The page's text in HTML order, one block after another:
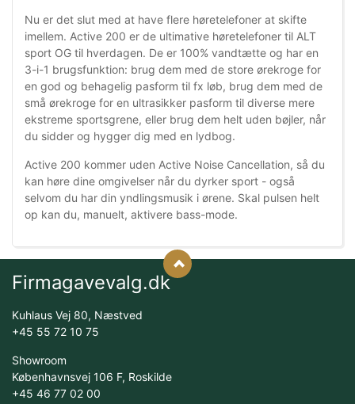
Nu er det slut med at have flere høretelefoner at skifte
imellem. Active 200 er de ultimative høretelefoner til ALT
sport OG til hverdagen. De er 100% vandtætte og har en
3-i-1 brugsfunktion: brug dem med de store ørekroge for
en god og behagelig pasform til fx løb, brug dem med de
små ørekroge for en ultrasikker pasform til diverse mere
ekstreme sportsgrene, eller brug dem helt uden bøjler, når
du sidder og hygger dig med en lydbog.
Active 200 kommer uden Active Noise Cancellation, så du
kan høre dine omgivelser når du dyrker sport - også
selvom du har din yndlingsmusik i ørene. Skal pulsen helt
op kan du, manuelt, aktivere bass-mode.
Firmagavevalg.dk
Kuhlaus Vej 80, Næstved
+45 55 72 10 75
Showroom
Københavnsvej 106 F, Roskilde
+45 46 77 02 00